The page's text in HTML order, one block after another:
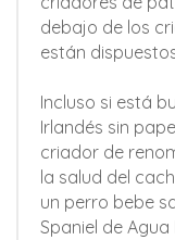
debajo de los
están
Incluso si está
Irlandés sin
criador de
la salud del
un perro bebe
Spaniel de